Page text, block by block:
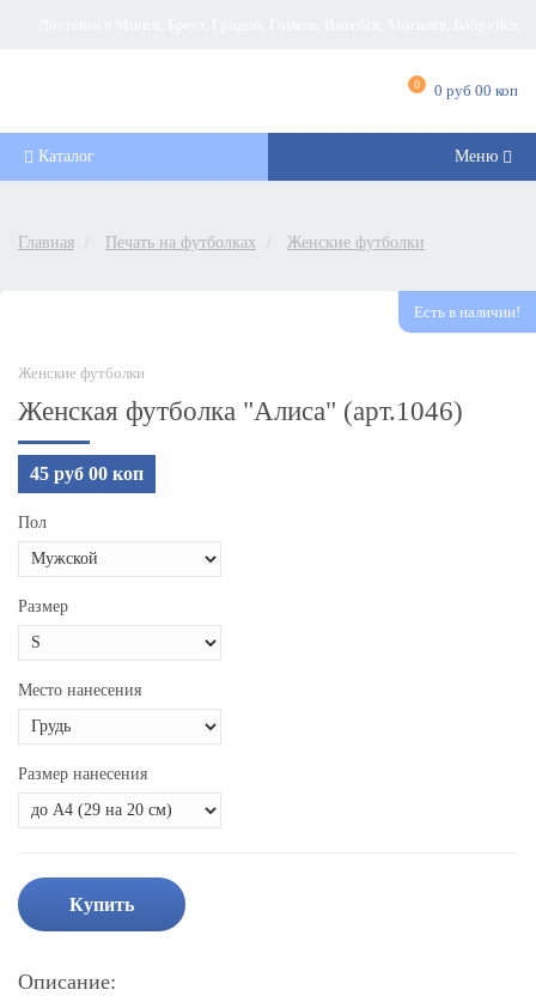
Барановичи, Новополоцк, Пинск, Борисов, Мозырь, Полоцк, Слоним, Лида,
0 0 руб 00 коп
Каталог Меню
Главная Печать на футболках Женские футболки
Есть в наличии!
Женские футболки
Женская футболка "Алиса" (арт.1046)
45 руб 00 коп
Пол
Размер
Место нанесения
Размер нанесения
Купить
Описание: